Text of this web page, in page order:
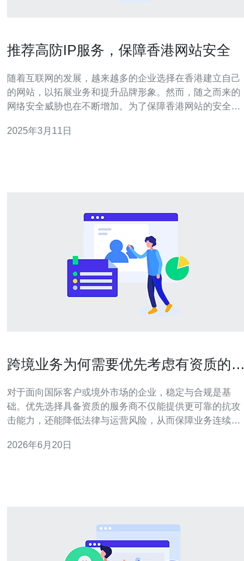
推荐高防IP服务，保障香港网站安全
随着互联网的发展，越来越多的企业选择在香港建立自己
的网站，以拓展业务和提升品牌形象。然而，随之而来的
网络安全威胁也在不断增加。为了保障香港网站的安全，
通过将网站流量引导至高防IP地址来防御各种网络攻击，
2025年3月11日
跨境业务为何需要优先考虑有资质的香
对于面向国际客户或境外市场的企业，稳定与合规是基
础。优先选择具备资质的服务商不仅能提供更可靠的抗攻
击能力，还能降低法律与运营风险，从而保障业务连续
港高防服务器租用公司? 有资质的供应商通常具备完善的
2026年6月20日